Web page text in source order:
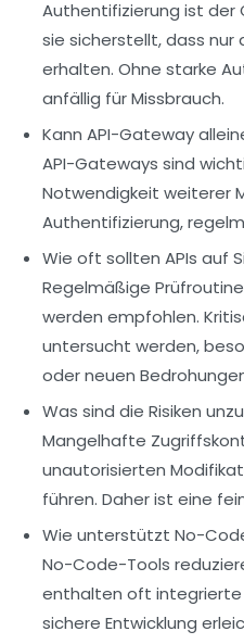
Authentifizierung ist der
sie sicherstellt, dass
erhalten. Ohne starke
anfällig für Missbrauch.
Kann API-Gateway
API-Gateways sind
Notwendigkeit weiterer
Authentifizierung,
Wie oft sollten APIs auf
Regelmäßige
werden empfohlen.
untersucht werden,
oder neuen
Was sind die Risiken
Mangelhafte
unautorisierten
führen. Daher ist eine
Wie unterstützt No-
No-Code-Tools
enthalten oft integrierte
sichere Entwicklung